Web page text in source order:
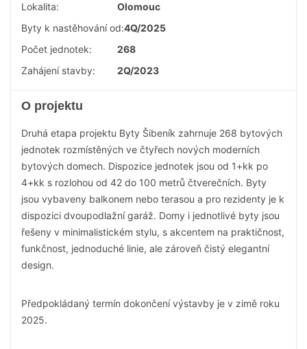
Lokalita:
Olomouc
Byty k nastěhování od:4Q/2025
Počet jednotek:
268
Zahájení stavby:
2Q/2023
O projektu
Druhá etapa projektu Byty Šibeník zahrnuje 268 bytových
jednotek rozmístěných ve čtyřech nových moderních
bytových domech. Dispozice jednotek jsou od 1+kk po
4+kk s rozlohou od 42 do 100 metrů čtverečních. Byty
jsou vybaveny balkonem nebo terasou a pro rezidenty je k
dispozici dvoupodlažní garáž. Domy i jednotlivé byty jsou
řešeny v minimalistickém stylu, s akcentem na praktičnost,
funkčnost, jednoduché linie, ale zároveň čistý elegantní
design.
Předpokládaný termín dokončení výstavby je v zimě roku
2025.